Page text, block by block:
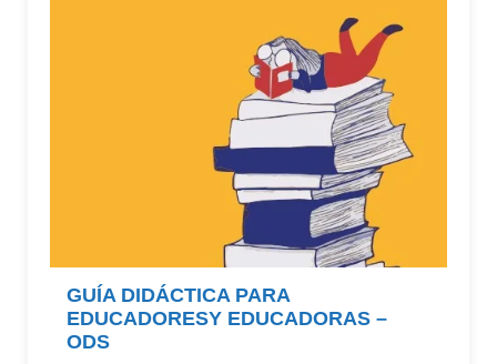
GUÍA DIDÁCTICA PARA
EDUCADORESY EDUCADORAS –
ODS